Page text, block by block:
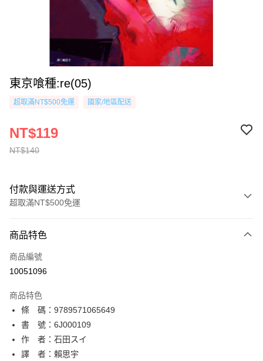
東京喰種:re(05)
超取滿NT$500免運 國家/地區配送
NT$140
NT$119
付款與運送方式
超取滿NT$500免運
信用卡一次付款
超商取貨付款
相關說明
【關於「AFTEE先享後付」】
AFTEE先享後付是「在收到商品之後才付款」的支付方式。 讓您購物簡單
便利好安心！
１．簡單：不需註冊會員、不需綁卡、不需儲值。
２．便利：只要手機號碼，簡訊認證，即可結帳。
ATM付款
運送方式
商品特色
商品編號
10051096
商品特色
條 碼：9789571065649
書 號：6J000109
作 者：石田スイ
譯 者：賴思宇